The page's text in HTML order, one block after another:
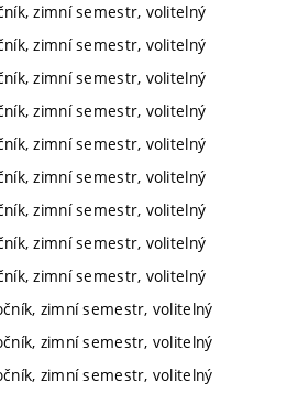
zimní semestr, volitelný
zimní semestr, volitelný
zimní semestr, volitelný
zimní semestr, volitelný
zimní semestr, volitelný
zimní semestr, volitelný
zimní semestr, volitelný
zimní semestr, volitelný
zimní semestr, volitelný
zimní semestr, volitelný
zimní semestr, volitelný
zimní semestr, volitelný